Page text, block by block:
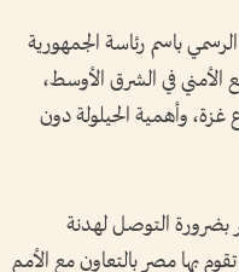
باسم رئاسة الجمهورية
الأمني في الشرق الأوسط،
وأهمية الحيلولة دون
التوصل لهدنة
تقوم بها مصر بالتعاون مع الأمم